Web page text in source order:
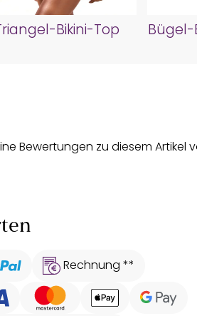
Bikini-Top
Bewertungen zu diesem Artikel
Rechnung **